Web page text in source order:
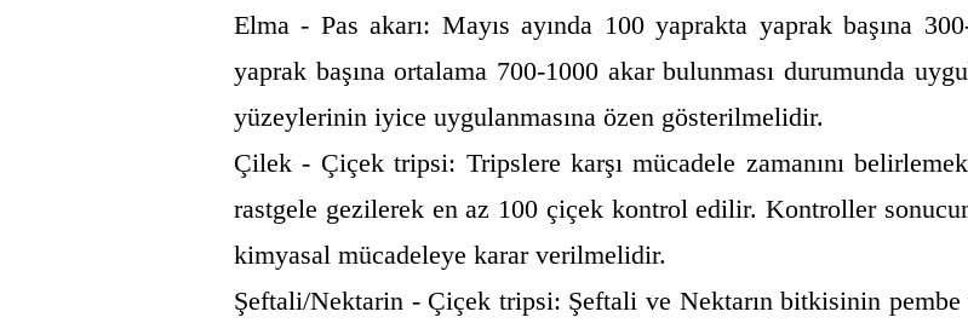
Elma - Pas akarı: Mayıs ayında 100 yaprakta yaprak başına
yaprak başına ortalama 700-1000 akar bulunması durumunda
yüzeylerinin iyice uygulanmasına özen gösterilmelidir.
Çilek - Çiçek tripsi: Tripslere karşı mücadele zamanını
rastgele gezilerek en az 100 çiçek kontrol edilir. Kontroller
kimyasal mücadeleye karar verilmelidir.
Şeftali/Nektarin - Çiçek tripsi: Şeftali ve Nektarın bitkisinin